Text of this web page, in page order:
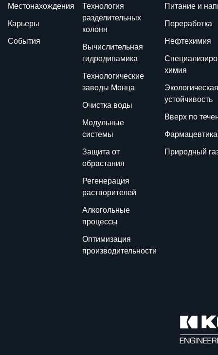
Местонахождения
Карьеры
События
Технология
разделительных
колонн
Вычислительная
гидродинамика
Технологические
заводы Монца
Очистка воды
Модульные
системы
Защита от
обрастания
Регенерация
растворителей
Алкогольные
процессы
Оптимизация
производительности
Питание и
Переработка
Нефтехимия
химия
Экологическая
устойчивость
Вверх по
Фармацевтика
Природный